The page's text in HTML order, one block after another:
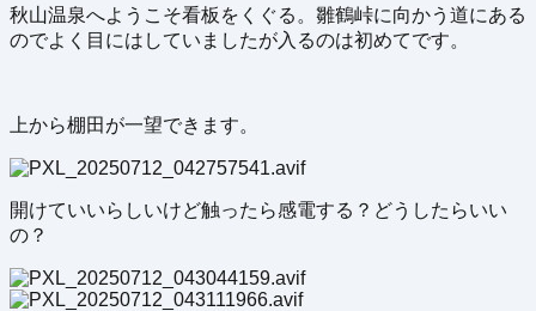
秋山温泉へようこそ看板をくぐる。雛鶴峠に向かう道にある
のでよく目にはしていましたが入るのは初めてです。
上から棚田が一望できます。
開けていいらしいけど触ったら感電する？どうしたらいい
の？